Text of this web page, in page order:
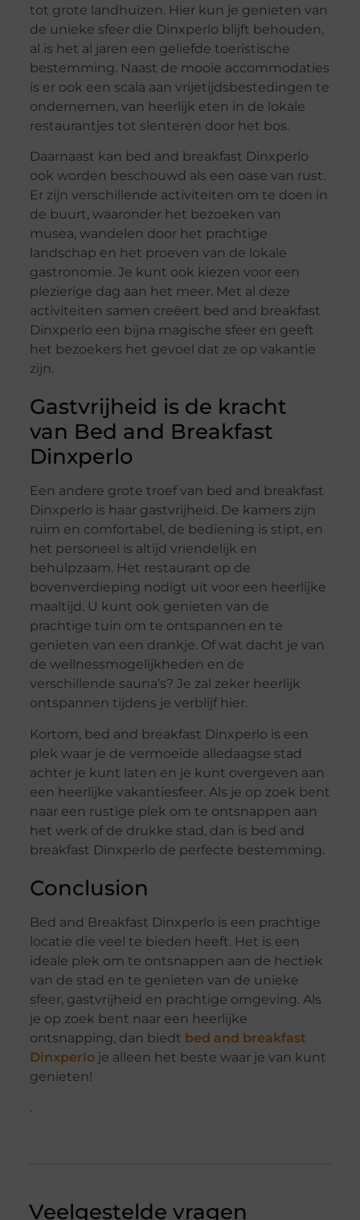
tot grote landhuizen. Hier kun je genieten van
de unieke sfeer die Dinxperlo blijft behouden,
al is het al jaren een geliefde toeristische
bestemming. Naast de mooie accommodaties
is er ook een scala aan vrijetijdsbestedingen te
ondernemen, van heerlijk eten in de lokale
restaurantjes tot slenteren door het bos.
Daarnaast kan bed and breakfast Dinxperlo
ook worden beschouwd als een oase van rust.
Er zijn verschillende activiteiten om te doen in
de buurt, waaronder het bezoeken van
musea, wandelen door het prachtige
landschap en het proeven van de lokale
gastronomie. Je kunt ook kiezen voor een
plezierige dag aan het meer. Met al deze
activiteiten samen creëert bed and breakfast
Dinxperlo een bijna magische sfeer en geeft
het bezoekers het gevoel dat ze op vakantie
zijn.
Gastvrijheid is de kracht
van Bed and Breakfast
Dinxperlo
Een andere grote troef van bed and breakfast
Dinxperlo is haar gastvrijheid. De kamers zijn
ruim en comfortabel, de bediening is stipt, en
het personeel is altijd vriendelijk en
behulpzaam. Het restaurant op de
bovenverdieping nodigt uit voor een heerlijke
maaltijd. U kunt ook genieten van de
prachtige tuin om te ontspannen en te
genieten van een drankje. Of wat dacht je van
de wellnessmogelijkheden en de
verschillende sauna’s? Je zal zeker heerlijk
ontspannen tijdens je verblijf hier.
Kortom, bed and breakfast Dinxperlo is een
plek waar je de vermoeide alledaagse stad
achter je kunt laten en je kunt overgeven aan
een heerlijke vakantiesfeer. Als je op zoek bent
naar een rustige plek om te ontsnappen aan
het werk of de drukke stad, dan is bed and
breakfast Dinxperlo de perfecte bestemming.
Conclusion
Bed and Breakfast Dinxperlo is een prachtige
locatie die veel te bieden heeft. Het is een
ideale plek om te ontsnappen aan de hectiek
van de stad en te genieten van de unieke
sfeer, gastvrijheid en prachtige omgeving. Als
je op zoek bent naar een heerlijke
ontsnapping, dan biedt bed and breakfast
Dinxperloje alleen het beste waar je van kunt
genieten!
.
Veelgestelde vragen